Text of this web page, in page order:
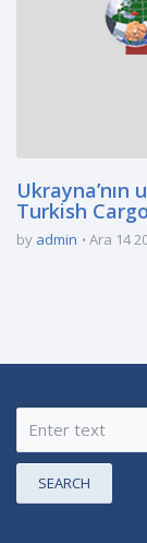
Ukrayna’nın
Turkish
by admin Ara 14
SEARCH